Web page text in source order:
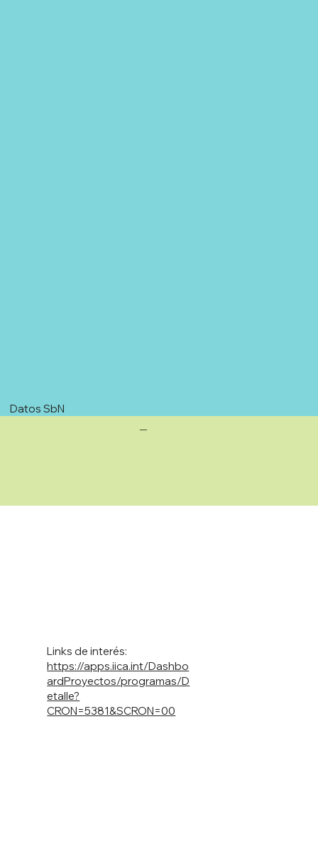
Datos SbN
—
https://apps.iica.int/Dashbo
ardProyectos/programas/D
etalle?
CRON=5381&SCRON=00
Links de interés: